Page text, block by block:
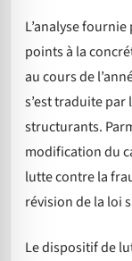
L’analyse
points à la
au cours de
s’est traduite
structurants.
modification du
lutte contre la
révision de la loi
Le dispositif de